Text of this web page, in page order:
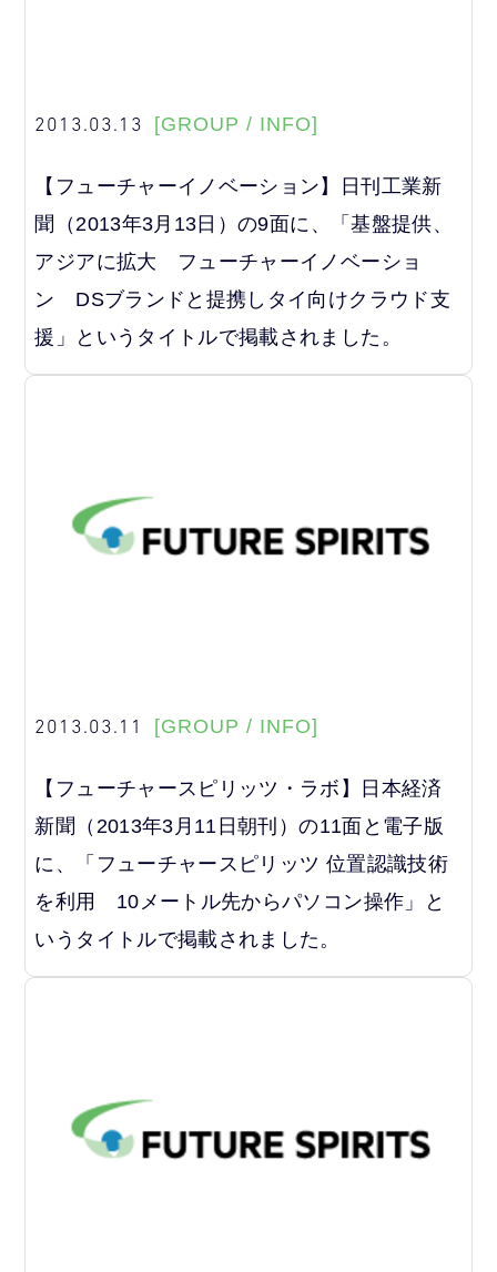
2013.03.13 [GROUP / INFO]
【フューチャーイノベーション】日刊工業新
聞（2013年3月13日）の9面に、「基盤提供、
アジアに拡大 フューチャーイノベーショ
ン DSブランドと提携しタイ向けクラウド支
援」というタイトルで掲載されました。
2013.03.11 [GROUP / INFO]
【フューチャースピリッツ・ラボ】日本経済
新聞（2013年3月11日朝刊）の11面と電子版
に、「フューチャースピリッツ 位置認識技術
を利用 10メートル先からパソコン操作」と
いうタイトルで掲載されました。